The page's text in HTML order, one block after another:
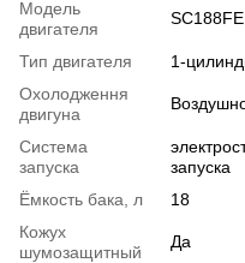
Модель
двигателя
SC188FE
Тип двигателя
1-
Охолодження
двигуна
Система
запуска
запуска
Ёмкость бака, л
18
Кожух
шумозащитный
Да